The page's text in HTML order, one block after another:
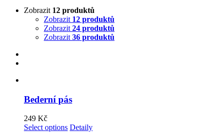
Zobrazit 12 produktů
Zobrazit 12 produktů
Zobrazit 24 produktů
Zobrazit 36 produktů
Bederní pás
249 Kč
Select options Detaily